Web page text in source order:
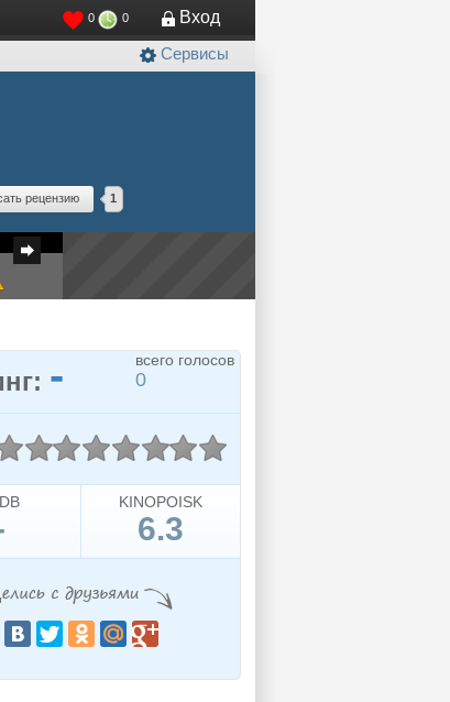
Сервисы
0 0 Вход
рецензию 1
- всего голосов
0
KINOPOISK
6.3